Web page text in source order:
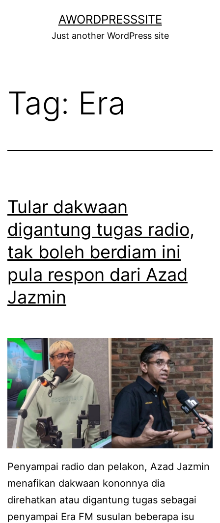
AWORDPRESSSITE
Just another WordPress site
Tag: Era
Tular dakwaan
digantung tugas radio,
tak boleh berdiam ini
pula respon dari Azad
Jazmin
Penyampai radio dan pelakon, Azad Jazmin
menafikan dakwaan kononnya dia
direhatkan atau digantung tugas sebagai
penyampai Era FM susulan beberapa isu